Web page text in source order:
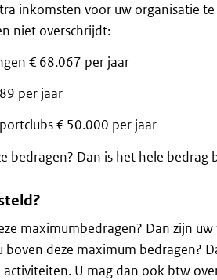
inkomsten voor uw organisatie te
niet overschrijdt:
€ 68.067 per jaar
per jaar
€ 50.000 per jaar
bedragen? Dan is het hele bedrag
maximumbedragen? Dan zijn
boven deze maximum bedragen?
U mag dan ook btw